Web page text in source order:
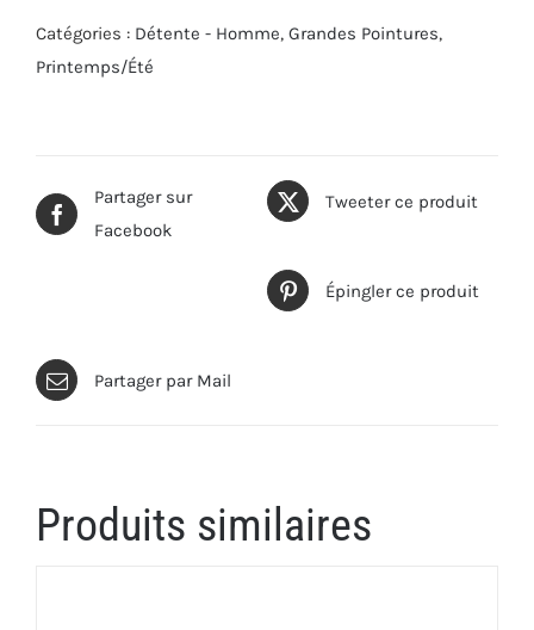
Catégories : Détente - Homme, Grandes Pointures,
Printemps/Été
Partager sur
Facebook
Tweeter ce produit
Épingler ce produit
Partager par Mail
Produits similaires